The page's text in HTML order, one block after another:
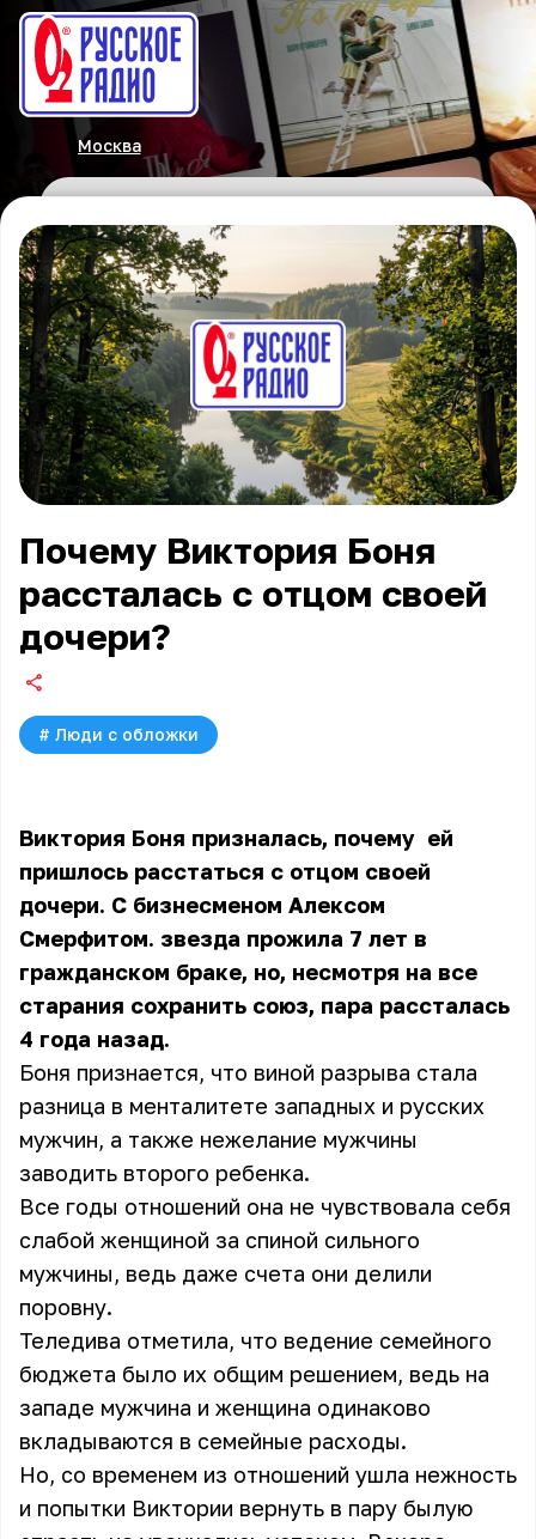
Москва
Почему Виктория Боня
рассталась с отцом своей
дочери?
# Люди с обложки
Виктория Боня призналась, почему ей
пришлось расстаться с отцом своей
дочери. С бизнесменом Алексом
Смерфитом. звезда прожила 7 лет в
гражданском браке, но, несмотря на все
старания сохранить союз, пара рассталась
4 года назад.
Боня признается, что виной разрыва стала
разница в менталитете западных и русских
мужчин, а также нежелание мужчины
заводить второго ребенка.
Все годы отношений она не чувствовала себя
слабой женщиной за спиной сильного
мужчины, ведь даже счета они делили
поровну.
Теледива отметила, что ведение семейного
бюджета было их общим решением, ведь на
западе мужчина и женщина одинаково
вкладываются в семейные расходы.
Но, со временем из отношений ушла нежность
и попытки Виктории вернуть в пару былую